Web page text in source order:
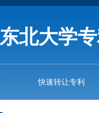
东北大学
快速转让专利